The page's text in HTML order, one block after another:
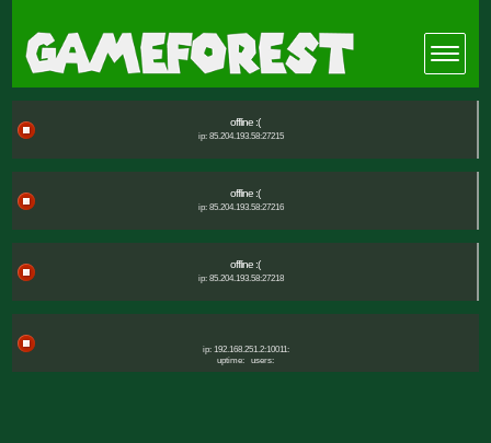
offline :(
ip: 85.204.193.58:27215
offline :(
ip: 85.204.193.58:27216
offline :(
ip: 85.204.193.58:27218
ip: 192.168.251.2:10011:
uptime:
users: